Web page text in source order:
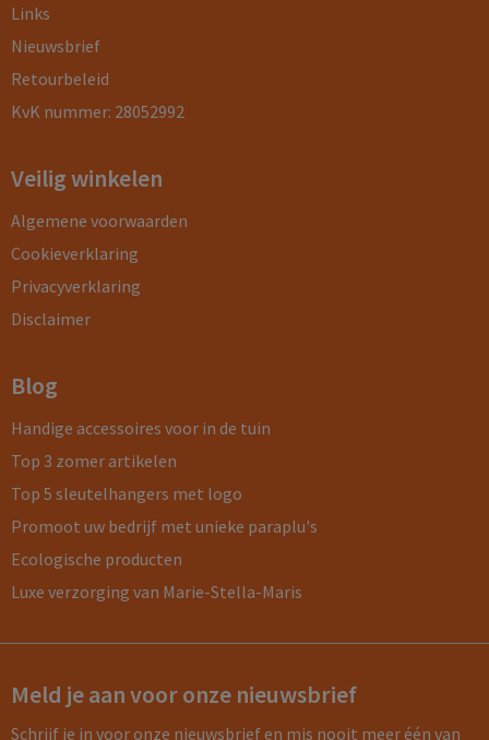
Links
Nieuwsbrief
Retourbeleid
KvK nummer: 28052992
Veilig winkelen
Algemene voorwaarden
Cookieverklaring
Privacyverklaring
Disclaimer
Blog
Handige accessoires voor in de tuin
Top 3 zomer artikelen
Top 5 sleutelhangers met logo
Promoot uw bedrijf met unieke paraplu's
Ecologische producten
Luxe verzorging van Marie-Stella-Maris
Meld je aan voor onze nieuwsbrief
Schrijf je in voor onze nieuwsbrief en mis nooit meer één van